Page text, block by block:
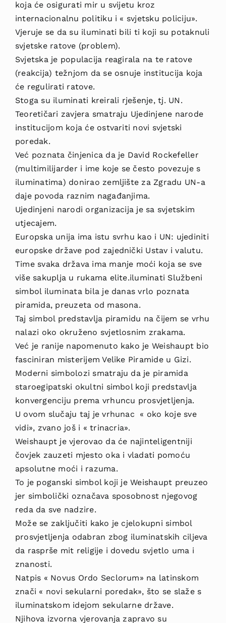
koja će osigurati mir u svijetu kroz
internacionalnu politiku i « svjetsku policiju».
Vjeruje se da su iluminati bili ti koji su potaknuli
svjetske ratove (problem).
Svjetska je populacija reagirala na te ratove
(reakcija) težnjom da se osnuje institucija koja
će regulirati ratove.
Stoga su iluminati kreirali rješenje, tj. UN.
Teoretičari zavjera smatraju Ujedinjene narode
institucijom koja će ostvariti novi svjetski
poredak.
Već poznata činjenica da je David Rockefeller
(multimilijarder i ime koje se često povezuje s
iluminatima) donirao zemljište za Zgradu UN-a
daje povoda raznim nagađanjima.
Ujedinjeni narodi organizacija je sa svjetskim
utjecajem.
Europska unija ima istu svrhu kao i UN: ujediniti
europske države pod zajednički Ustav i valutu.
Time svaka država ima manje moći koja se sve
više sakuplja u rukama elite.iluminati Službeni
simbol iluminata bila je danas vrlo poznata
piramida, preuzeta od masona.
Taj simbol predstavlja piramidu na čijem se vrhu
nalazi oko okruženo svjetlosnim zrakama.
Već je ranije napomenuto kako je Weishaupt bio
fasciniran misterijem Velike Piramide u Gizi.
Moderni simbolozi smatraju da je piramida
staroegipatski okultni simbol koji predstavlja
konvergenciju prema vrhuncu prosvjetljenja.
U ovom slučaju taj je vrhunac « oko koje sve
vidi», zvano još i « trinacria».
Weishaupt je vjerovao da će najinteligentniji
čovjek zauzeti mjesto oka i vladati pomoću
apsolutne moći i razuma.
To je poganski simbol koji je Weishaupt preuzeo
jer simbolički označava sposobnost njegovog
reda da sve nadzire.
Može se zaključiti kako je cjelokupni simbol
prosvjetljenja odabran zbog iluminatskih ciljeva
da rasprše mit religije i dovedu svjetlo uma i
znanosti.
Natpis « Novus Ordo Seclorum» na latinskom
znači « novi sekularni poredak», što se slaže s
iluminatskom idejom sekularne države.
Njihova izvorna vjerovanja zapravo su